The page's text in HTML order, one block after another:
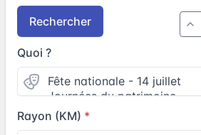
Rechercher
Quoi ?
Rayon (KM)